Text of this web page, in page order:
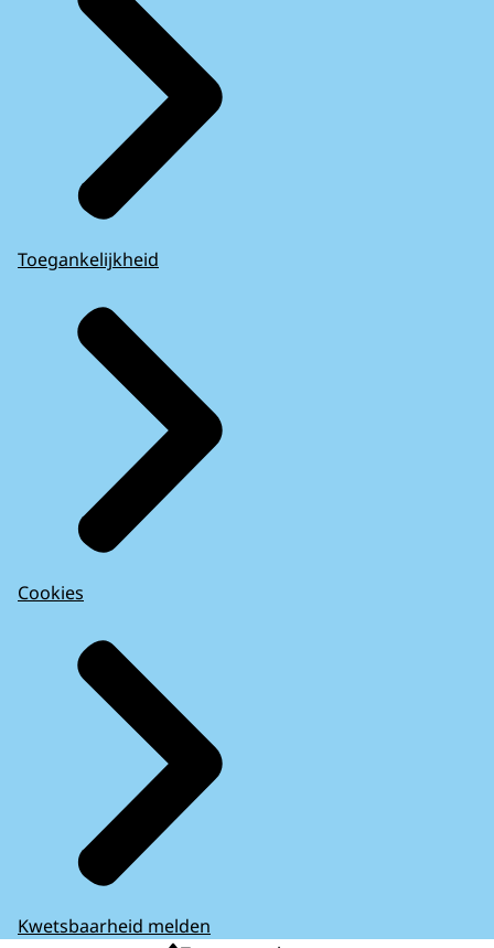
Toegankelijkheid
Cookies
Kwetsbaarheid melden